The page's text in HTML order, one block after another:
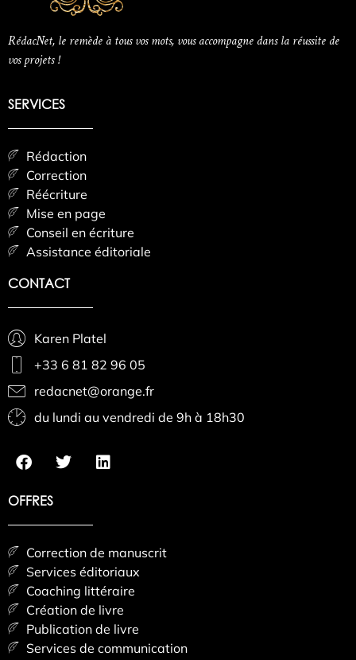
RédacNet, le remède à tous vos mots, vous accompagne dans la réussite de
vos projets !
SERVICES
Rédaction
Correction
Réécriture
Mise en page
Conseil en écriture
Assistance éditoriale
CONTACT
Karen Platel
+33 6 81 82 96 05
redacnet@orange.fr
du lundi au vendredi de 9h à 18h30
OFFRES
Correction de manuscrit
Services éditoriaux
Coaching littéraire
Création de livre
Publication de livre
Services de communication